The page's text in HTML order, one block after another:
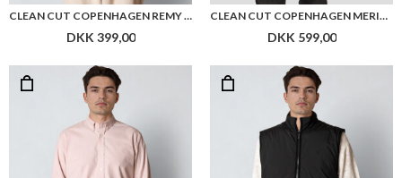
CLEAN CUT COPENHAGEN REMY CHECKED SHIRT
DKK 399,00
CLEAN CUT COPENHAGEN MERINO WOOL ROLL NECK
DKK 599,00